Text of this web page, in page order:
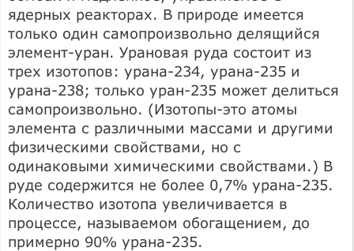
ядерных реакторах. В природе имеется
только один самопроизвольно делящийся
элемент-уран. Урановая руда состоит из
трех изотопов: урана-234, урана-235 и
урана-238; только уран-235 может делиться
самопроизвольно. (Изотопы-это атомы
элемента с различными массами и другими
физическими свойствами, но с
одинаковыми химическими свойствами.) В
руде содержится не более 0,7% урана-235.
Количество изотопа увеличивается в
процессе, называемом обогащением, до
примерно 90% урана-235.